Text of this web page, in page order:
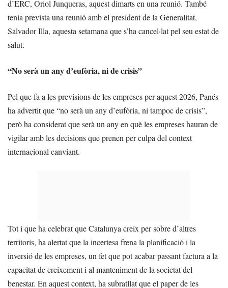
d’ERC, Oriol Junqueras, aquest dimarts en una reunió. També
tenia prevista una reunió amb el president de la Generalitat,
Salvador Illa, aquesta setamana que s’ha cancel·lat pel seu estat de
salut.
“No serà un any d’eufòria, ni de crisis”
Pel que fa a les previsions de les empreses per aquest 2026, Panés
ha advertit que “no serà un any d’eufòria, ni tampoc de crisis”,
però ha considerat que serà un any en què les empreses hauran de
vigilar amb les decisions que prenen per culpa del context
internacional canviant.
Tot i que ha celebrat que Catalunya creix per sobre d’altres
territoris, ha alertat que la incertesa frena la planificació i la
inversió de les empreses, un fet que pot acabar passant factura a la
capacitat de creixement i al manteniment de la societat del
benestar. En aquest context, ha subratllat que el paper de les